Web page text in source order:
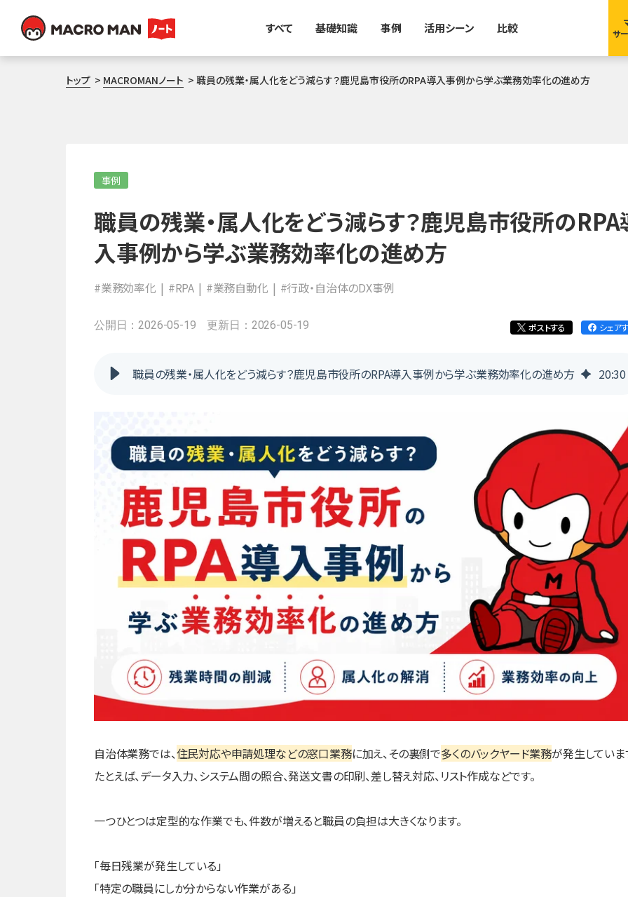
すべて 基礎知識 事例 活用シーン 比較
サ
トップ MACROMANノート 職員の残業・属人化をどう減らす？鹿児島市役所のRPA導入事例から学ぶ業務効率化の進め方
事例
職員の残業・属人化をどう減らす？鹿児島市役所のRPA
入事例から学ぶ業務効率化の進め方
#業務効率化 #RPA #業務自動化 #行政・自治体のDX事例
公開日：2026-05-19 更新日：2026-05-19 ポストする シェア
職員の残業・属人化をどう減らす？鹿児島市役所のRPA導入事例から学ぶ業務効率化の進め方 20:30
自治体業務では、住民対応や申請処理などの窓口業務に加え、その裏側で多くのバックヤード業務が発生していま
たとえば、データ入力、システム間の照合、発送文書の印刷、差し替え対応、リスト作成などです。
一つひとつは定型的な作業でも、件数が増えると職員の負担は大きくなります。
「毎日残業が発生している」
「特定の職員にしか分からない作業がある」